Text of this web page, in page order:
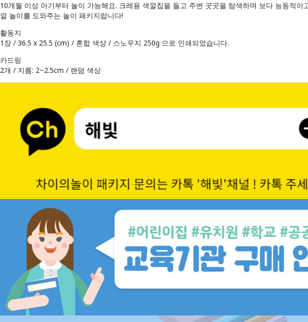
10개월 이상 아기부터 놀이 가능해요. 크레용 색깔칩을 들고 주변 곳곳을 탐색하며 보다 능동적이
깔 놀이를 도와주는 놀이 패키지랍니다!
활동지
1장 / 36.5 x 25.5 (cm) / 혼합 색상 / 스노우지 250g 으로 인쇄되었습니다.
카드링
2개 / 지름: 2~2.5cm / 랜덤 색상